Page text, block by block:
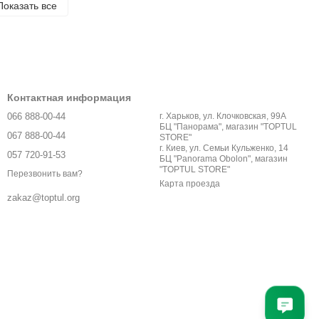
все
Контактная информация
066 888-00-44
067 888-00-44
057 720-91-53
Перезвонить вам?
zakaz@toptul.org
г. Харьков, ул. Клочковская, 99А
БЦ "Панорама", магазин "TOPTUL
STORE"
г. Киев, ул. Семьи Кульженко, 14
БЦ "Panorama Obolon", магазин
"TOPTUL STORE"
Карта проезда